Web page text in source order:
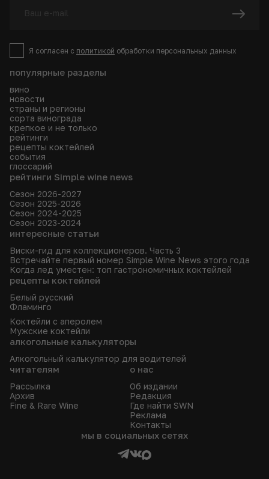
популярные разделы
вино
новости
страны и регионы
сорта винограда
крепкое и не только
рейтинги
рецепты коктейлей
события
глоссарий
рейтинги Simple wine news
Сезон 2026-2027
Сезон 2025-2026
Сезон 2024-2025
Сезон 2023-2024
интересные статьи
Виски-гид для коллекционеров. Часть 3
Встречайте первый номер Simple Wine News этого года
Когда лед уместен: топ гастрономичных коктейлей
рецепты коктейлей
Белый русский
Фламинго
Коктейли с аперолем
Мужские коктейли
алкогольные калькуляторы
Алкогольный калькулятор для водителей
читателям
Рассылка
Архив
Fine & Rare Wine
о нас
Об издании
Редакция
Где найти SWN
Реклама
Контакты
Я согласен с политикой обработки персональных данных
мы в социальных сетях